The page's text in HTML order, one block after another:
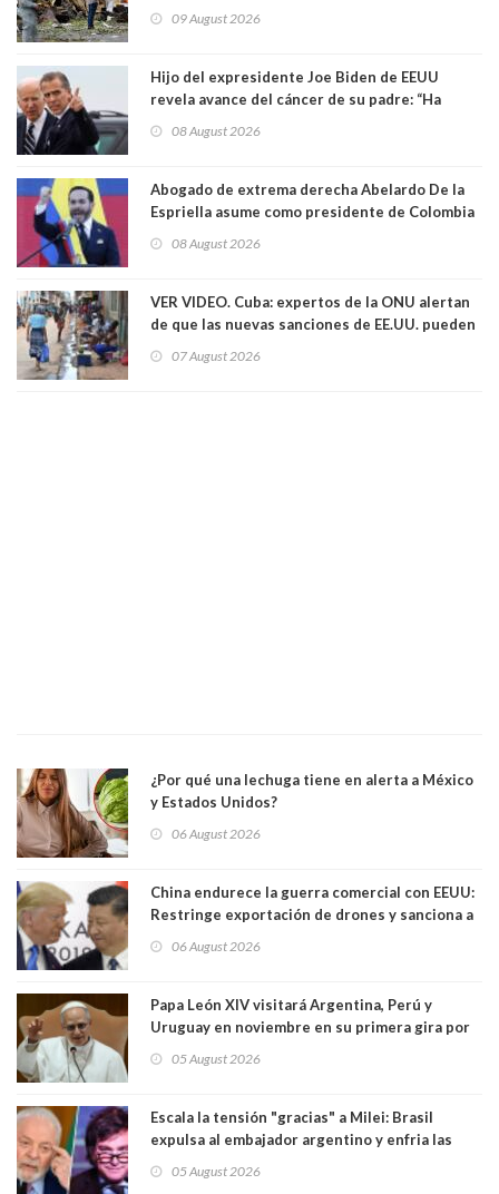
09 August 2026
Hijo del expresidente Joe Biden de EEUU
revela avance del cáncer de su padre: “Ha
08 August 2026
Abogado de extrema derecha Abelardo De la
Espriella asume como presidente de Colombia
08 August 2026
VER VIDEO. Cuba: expertos de la ONU alertan
de que las nuevas sanciones de EE.UU. pueden
07 August 2026
¿Por qué una lechuga tiene en alerta a México
y Estados Unidos?
06 August 2026
China endurece la guerra comercial con EEUU:
Restringe exportación de drones y sanciona a
06 August 2026
Papa León XIV visitará Argentina, Perú y
Uruguay en noviembre en su primera gira por
05 August 2026
Escala la tensión "gracias" a Milei: Brasil
expulsa al embajador argentino y enfria las
trasandino
05 August 2026